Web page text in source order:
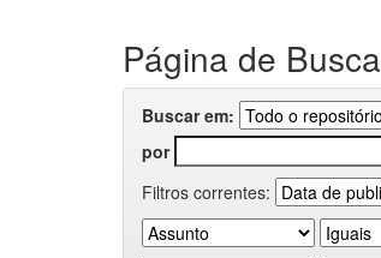
Página de Busca
Buscar em:
por
Filtros correntes: